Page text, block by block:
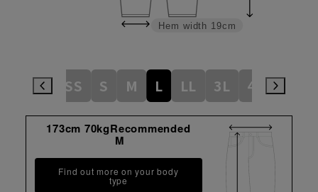
Hem width 19cm
3S SS S M L LL 3L 4L
173cm 70kgRecommended
M
Find out more on your body
type